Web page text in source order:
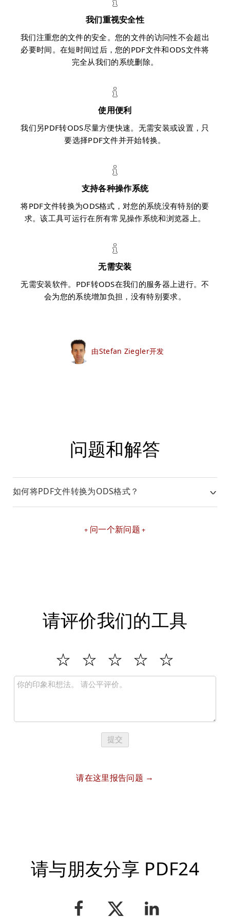
我们重视安全性
我们注重您的文件的安全。您的文件的访问性不会超出
必要时间。在短时间过后，您的PDF文件和ODS文件将
完全从我们的系统删除。
使用便利
我们另PDF转ODS尽量方便快速。无需安装或设置，只
要选择PDF文件并开始转换。
支持各种操作系统
将PDF文件转换为ODS格式，对您的系统没有特别的要
求。该工具可运行在所有常见操作系统和浏览器上。
无需安装
无需安装软件。PDF转ODS在我们的服务器上进行。不
会为您的系统增加负担，没有特别要求。
由Stefan Ziegler开发
问题和解答
如何将PDF文件转换为ODS格式？
问一个新问题
请评价我们的工具
提交
请在这里报告问题
请与朋友分享 PDF24